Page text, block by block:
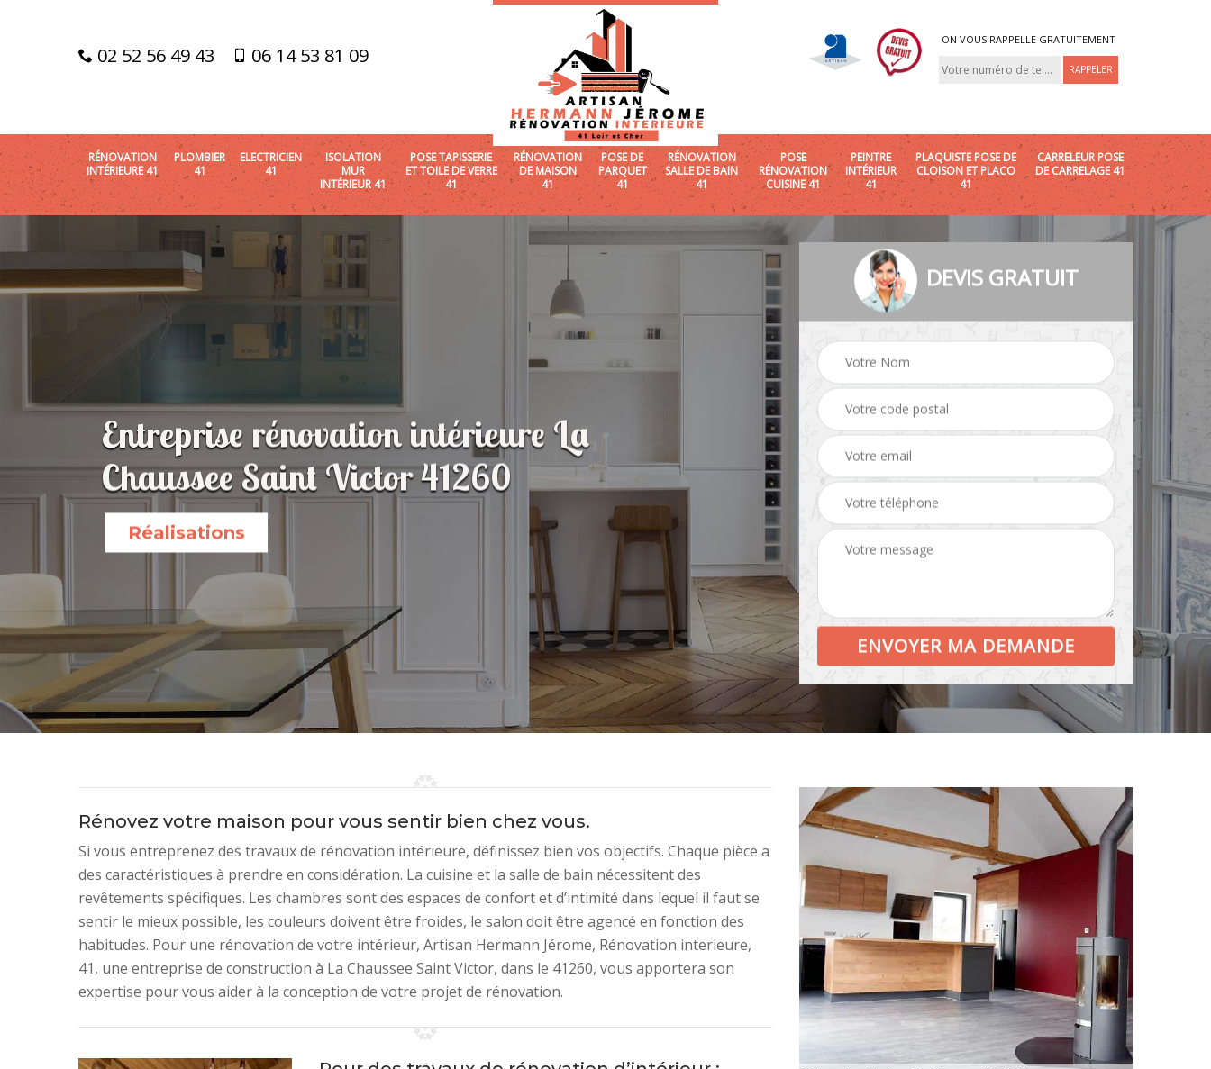
02 52 56 49 43 06 14 53 81 09
ON VOUS RAPPELLE GRATUITEMENT
RÉNOVATION
INTÉRIEURE 41
PLOMBIER
41
ELECTRICIEN
41
ISOLATION
MUR
INTÉRIEUR 41
POSE TAPISSERIE
ET TOILE DE VERRE
41
RÉNOVATION
DE MAISON
41
POSE DE
PARQUET
41
RÉNOVATION
SALLE DE BAIN
41
POSE
RÉNOVATION
CUISINE 41
PEINTRE
INTÉRIEUR
41
PLAQUISTE POSE DE
CLOISON ET PLACO
41
CARRELEUR POSE
DE CARRELAGE 41
Entreprise rénovation intérieure La
Chaussee Saint Victor 41260
Réalisations
DEVIS GRATUIT
Rénovez votre maison pour vous sentir bien chez vous.
Si vous entreprenez des travaux de rénovation intérieure, définissez bien vos objectifs. Chaque pièce a
des caractéristiques à prendre en considération. La cuisine et la salle de bain nécessitent des
revêtements spécifiques. Les chambres sont des espaces de confort et d’intimité dans lequel il faut se
sentir le mieux possible, les couleurs doivent être froides, le salon doit être agencé en fonction des
habitudes. Pour une rénovation de votre intérieur, Artisan Hermann Jérome, Rénovation interieure,
41, une entreprise de construction à La Chaussee Saint Victor, dans le 41260, vous apportera son
expertise pour vous aider à la conception de votre projet de rénovation.